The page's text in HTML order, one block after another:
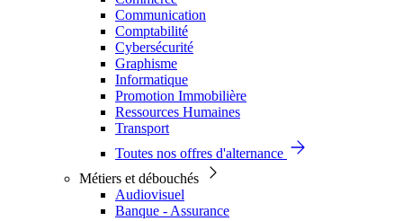
Communication
Comptabilité
Cybersécurité
Graphisme
Informatique
Promotion Immobilière
Ressources Humaines
Transport
Toutes nos offres d'alternance
Métiers et débouchés
Audiovisuel
Banque - Assurance